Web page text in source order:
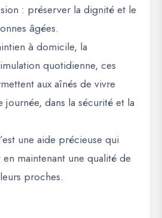
: préserver la dignité et le
âgées.
à domicile, la
quotidienne, ces
aux aînés de vivre
journée, dans la sécurité et la
une aide précieuse qui
maintenant une qualité de
proches.